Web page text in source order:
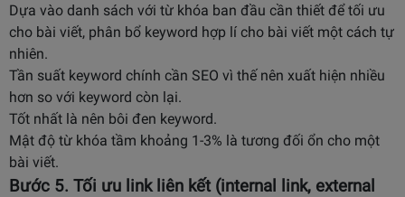
Dựa vào danh sách với từ khóa ban đầu cần thiết để tối ưu
cho bài viết, phân bổ keyword hợp lí cho bài viết một cách tự
nhiên.
Tần suất keyword chính cần SEO vì thế nên xuất hiện nhiều
hơn so với keyword còn lại.
Tốt nhất là nên bôi đen keyword.
Mật độ từ khóa tầm khoảng 1-3% là tương đối ổn cho một
bài viết.
Bước 5. Tối ưu link liên kết (internal link, external